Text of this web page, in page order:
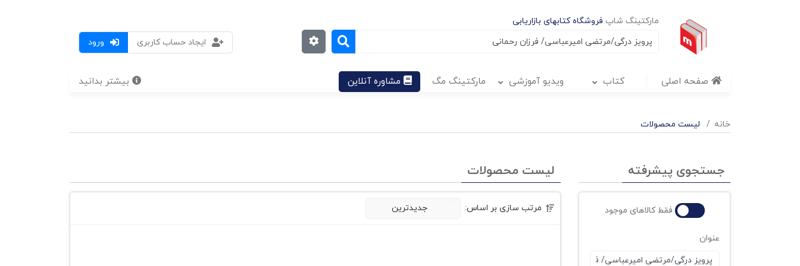
مارکتینگ شاپ فروشگاه کتابهای بازاریابی
ورود
ایجاد حساب کاربری
صفحه اصلی کتاب ویدیو آموزشی مارکتینگ مگ مشاوره آنلاین بیشتر بدانید
خانه لیست محصولات
جستجوی پیشرفته
فقط کالاهای موجود
عنوان
لیست محصولات
مرتب سازی بر اساس: جدیدترین